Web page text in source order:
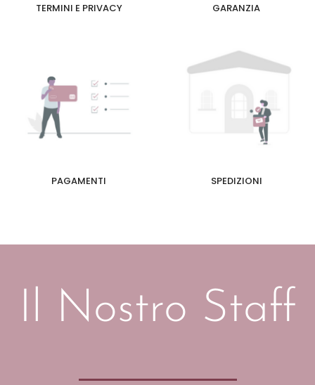
TERMINI E PRIVACY GARANZIA
PAGAMENTI SPEDIZIONI
Il Nostro Staff